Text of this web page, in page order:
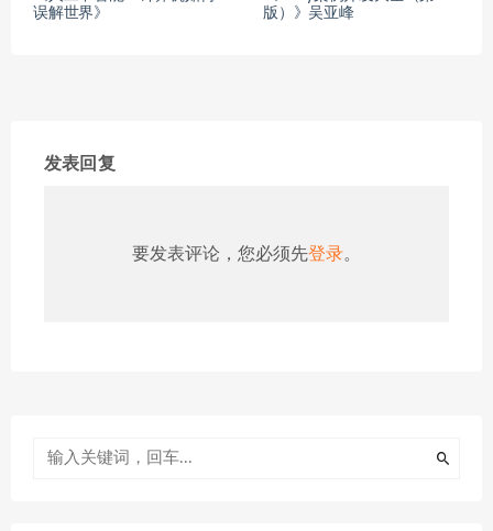
误解世界》
版）》吴亚峰
发表回复
要发表评论，您必须先登录。